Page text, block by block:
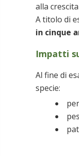
alla
A titolo di
in cinque
Impatti
Al fine di
specie: